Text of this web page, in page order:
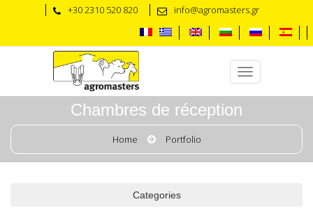
+30 2310 520 820 info@agromasters.gr
Chambres de réception
Home Portfolio
Categories